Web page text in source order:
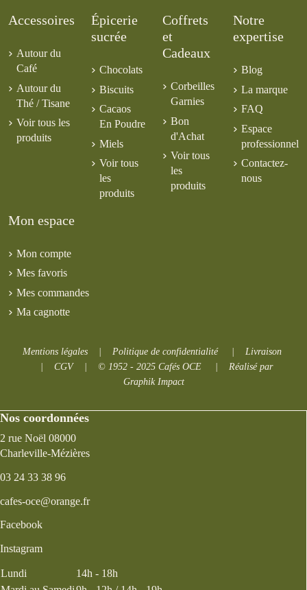
Accessoires
Autour du
Café
Autour du
Thé / Tisane
Voir tous les
produits
Épicerie
sucrée
Chocolats
Biscuits
Cacaos
En Poudre
Miels
Voir tous
les
produits
Coffrets
et
Cadeaux
Corbeilles
Garnies
Bon
d'Achat
Voir tous
les
produits
Notre
expertise
Blog
La marque
FAQ
Espace
professionnel
Contactez-
nous
Mon espace
Mon compte
Mes favoris
Mes commandes
Ma cagnotte
Mentions légales Politique de confidentialité| Livraison
CGV| © 1952 - 2025 Cafés OCE| Réalisé par
Graphik Impact
Nos coordonnées
2 rue Noël 08000
Charleville-Mézières
03 24 33 38 96
cafes-oce@orange.fr
Facebook
Instagram
Lundi
14h - 18h